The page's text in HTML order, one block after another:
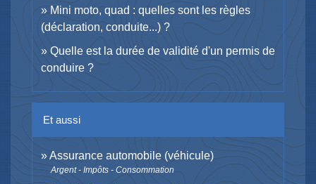
Mini moto, quad : quelles sont les règles
(déclaration, conduite...) ?
Quelle est la durée de validité d'un permis de
conduire ?
Et aussi
Assurance automobile (véhicule)
Argent - Impôts - Consommation